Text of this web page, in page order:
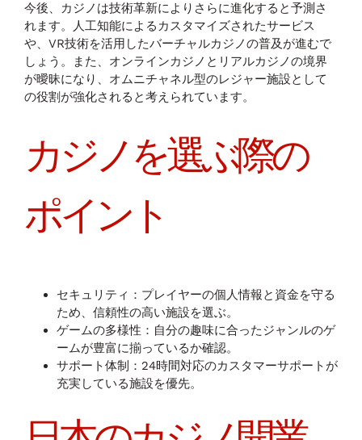
今後、カジノは技術革新によりさらに進化すると予測さ
れます。人工知能によるカスタマイズされたサービス
や、VR技術を活用したバーチャルカジノの普及が進むで
しょう。また、オンラインカジノとリアルカジノの境界
が曖昧になり、オムニチャネル型のレジャー施設として
の役割が強化されると考えられています。
カジノを選ぶ際の
ポイント
セキュリティ：プレイヤーの個人情報と資金を守る
ため、信頼性の高い施設を選ぶ。
ゲームの多様性：自分の趣味に合ったジャンルのゲ
ームが豊富に揃っているか確認。
サポート体制：24時間対応のカスタマーサポートが
充実している施設を優先。